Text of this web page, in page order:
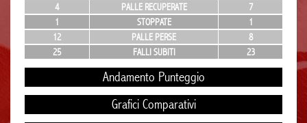
4
PALLE RECUPERATE
7
1
STOPPATE
1
12
PALLE PERSE
8
25
FALLI SUBITI 23
Andamento Punteggio
Grafici Comparativi